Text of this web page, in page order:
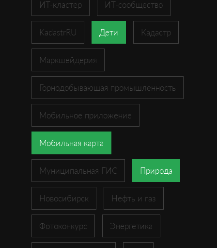
ИТ-кластер ИТ-сообщество
KadastrRU Дети Кадастр
Маркшейдерия
Горнодобывающая промышленность
Мобильное приложение
Мобильная карта
Муниципальная ГИС Природа
Новосибирск Нефть и газ
Фотоконкурс Энергетика